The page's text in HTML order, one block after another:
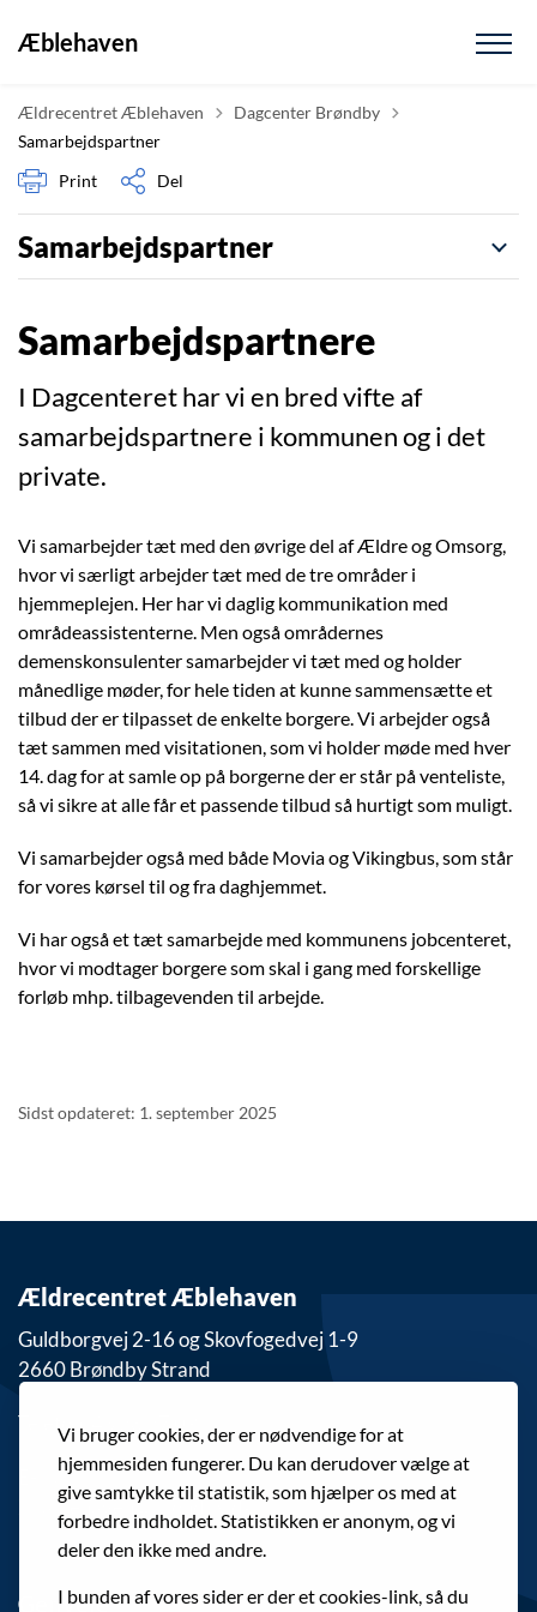
Vi bruger cookies, der er nødvendige for at
hjemmesiden fungerer. Du kan derudover vælge at
give samtykke til statistik, som hjælper os med at
forbedre indholdet. Statistikken er anonym, og vi
deler den ikke med andre.
I bunden af vores sider er der et cookies-link, så du
Æblehaven
Ældrecentret Æblehaven Tilbage til
Dagcenter Brøndby
Samarbejdspartner
Print
Del
Samarbejdspartner
Samarbejdspartnere
I Dagcenteret har vi en bred vifte af
samarbejdspartnere i kommunen og i det
private.
Vi samarbejder tæt med den øvrige del af Ældre og Omsorg,
hvor vi særligt arbejder tæt med de tre områder i
hjemmeplejen. Her har vi daglig kommunikation med
områdeassistenterne. Men også områdernes
demenskonsulenter samarbejder vi tæt med og holder
månedlige møder, for hele tiden at kunne sammensætte et
tilbud der er tilpasset de enkelte borgere. Vi arbejder også
tæt sammen med visitationen, som vi holder møde med hver
14. dag for at samle op på borgerne der er står på venteliste,
så vi sikre at alle får et passende tilbud så hurtigt som muligt.
Vi samarbejder også med både Movia og Vikingbus, som står
for vores kørsel til og fra daghjemmet.
Vi har også et tæt samarbejde med kommunens jobcenteret,
hvor vi modtager borgere som skal i gang med forskellige
forløb mhp. tilbagevenden til arbejde.
Sidst opdateret: 1. september 2025
Ældrecentret Æblehaven
Guldborgvej 2-16 og Skovfogedvej 1-9
2660 Brøndby Strand
Telefon: 43 28 27 09
E-mail:
ablehaven@brondby.dk
Genveje